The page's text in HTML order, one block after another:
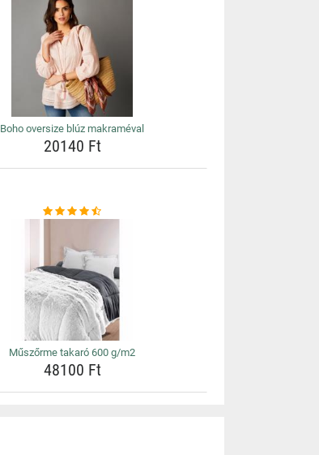
Boho oversize blúz makraméval
20140 Ft
Műszőrme takaró 600 g/m2
48100 Ft